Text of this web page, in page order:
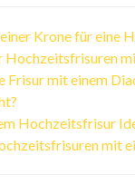
Krone für eine
Frisur mit einem
Hochzeitsfrisur
mit